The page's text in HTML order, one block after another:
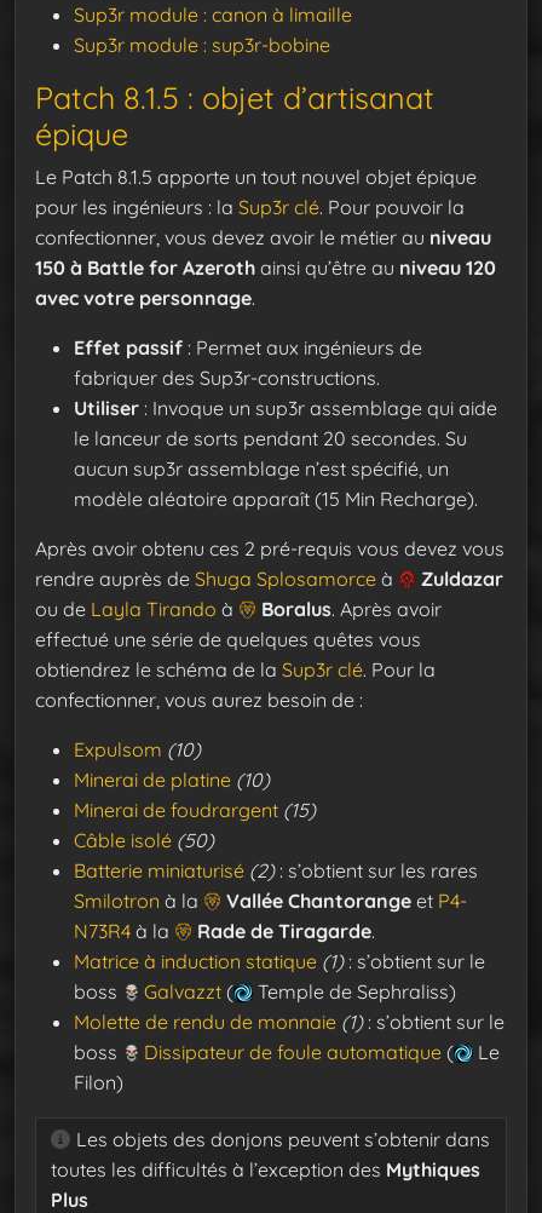
Sup3r module : canon à limaille
Sup3r module : sup3r-bobine
Patch 8.1.5 : objet d’artisanat
épique
Le Patch 8.1.5 apporte un tout nouvel objet épique
pour les ingénieurs : la Sup3r clé. Pour pouvoir la
confectionner, vous devez avoir le métier au niveau
150 à Battle for Azeroth ainsi qu’être au niveau 120
avec votre personnage.
Effet passif : Permet aux ingénieurs de
fabriquer des Sup3r-constructions.
Utiliser : Invoque un sup3r assemblage qui aide
le lanceur de sorts pendant 20 secondes. Su
aucun sup3r assemblage n’est spécifié, un
modèle aléatoire apparaît (15 Min Recharge).
Après avoir obtenu ces 2 pré-requis vous devez vous
rendre auprès de Shuga Splosamorce à
Zuldazar
ou de Layla Tirando à Boralus. Après avoir
effectué une série de quelques quêtes vous
obtiendrez le schéma de la Sup3r clé. Pour la
confectionner, vous aurez besoin de :
Expulsom (10)
Minerai de platine (10)
Minerai de foudrargent (15)
Câble isolé (50)
Batterie miniaturisé (2): s’obtient sur les rares
Smilotron à la Vallée Chantorange et P4-
N73R4 à la Rade de Tiragarde.
Matrice à induction statique (1): s’obtient sur le
boss
Galvazzt (
Temple de Sephraliss)
Molette de rendu de monnaie (1): s’obtient sur le
boss
Dissipateur de foule automatique (
Le
Filon)
Les objets des donjons peuvent s’obtenir dans
toutes les difficultés à l’exception des Mythiques
Plus